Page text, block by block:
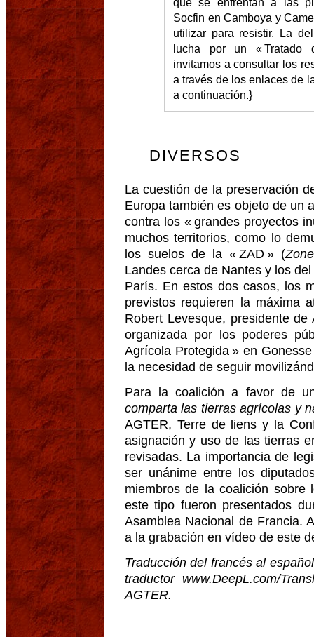
Socfin en Camboya y
utilizar para resistir. La
lucha por un « Tratado
invitamos a consultar los
a través de los enlaces de
a continuación.}
DIVERSOS
La cuestión de la preservación
Europa también es objeto de un
contra los « grandes proyectos
muchos territorios, como lo
los suelos de la « ZAD » (
Landes cerca de Nantes y los
París. En estos dos casos, los
previstos requieren la máxima
Robert Levesque, presidente
organizada por los poderes
Agrícola Protegida » en
la necesidad de seguir
Para la coalición a favor de
comparta las tierras agrícolas y
AGTER, Terre de liens y la
asignación y uso de las tierras
revisadas. La importancia de
ser unánime entre los
miembros de la coalición
este tipo fueron presentados
Asamblea Nacional de Francia.
a la grabación en vídeo de este
Traducción del francés al
traductor www.DeepL.com/
AGTER.